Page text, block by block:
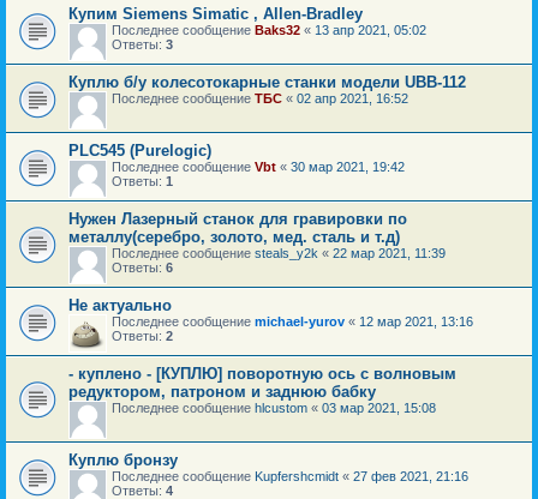
Купим Siemens Simatic , Allen-Bradley
Последнее сообщение Baks32 « 13 апр 2021, 05:02
Ответы: 3
Куплю б/у колесотокарные станки модели UBB-112
Последнее сообщение ТБС « 02 апр 2021, 16:52
PLC545 (Purelogic)
Последнее сообщение Vbt « 30 мар 2021, 19:42
Ответы: 1
Нужен Лазерный станок для гравировки по
металлу(серебро, золото, мед. сталь и т.д)
Последнее сообщение steals_y2k « 22 мар 2021, 11:39
Ответы: 6
Не актуально
Последнее сообщение michael-yurov « 12 мар 2021, 13:16
Ответы: 2
- куплено - [КУПЛЮ] поворотную ось с волновым
редуктором, патроном и заднюю бабку
Последнее сообщение hlcustom « 03 мар 2021, 15:08
Куплю бронзу
Последнее сообщение Kupfershcmidt « 27 фев 2021, 21:16
Ответы: 4